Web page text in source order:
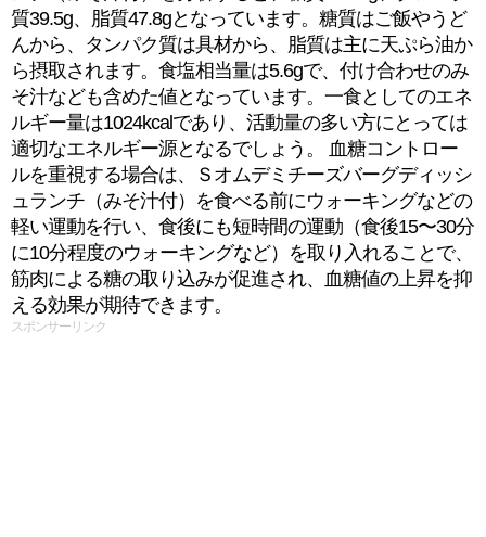
質39.5g、脂質47.8gとなっています。糖質はご飯やうど
んから、タンパク質は具材から、脂質は主に天ぷら油か
ら摂取されます。食塩相当量は5.6gで、付け合わせのみ
そ汁なども含めた値となっています。一食としてのエネ
ルギー量は1024kcalであり、活動量の多い方にとっては
適切なエネルギー源となるでしょう。 血糖コントロー
ルを重視する場合は、Ｓオムデミチーズバーグディッシ
ュランチ（みそ汁付）を食べる前にウォーキングなどの
軽い運動を行い、食後にも短時間の運動（食後15〜30分
に10分程度のウォーキングなど）を取り入れることで、
筋肉による糖の取り込みが促進され、血糖値の上昇を抑
える効果が期待できます。
スポンサーリンク